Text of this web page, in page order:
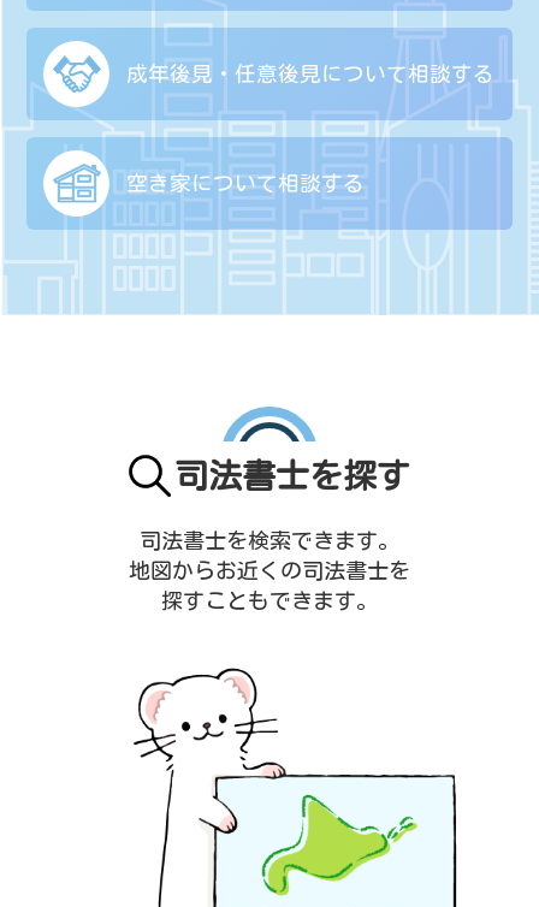
成年後見・任意後見について相談する
空き家について相談する
司法書士を探す
司法書士を検索できます。
地図からお近くの司法書士を
探すこともできます。